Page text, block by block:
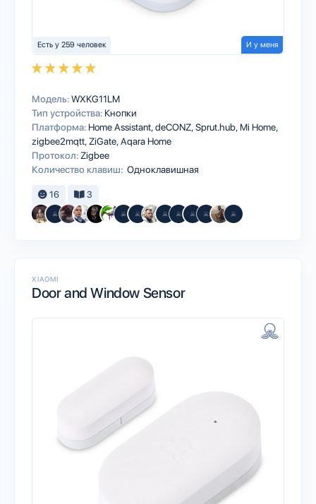
Есть у 259 человек И у меня
Модель:WXKG11LM
Тип устройства: Кнопки
Платформа: Home AssistantdeCONZSprut.hub Mi Home
zigbee2mqtt ZiGateAqara Home
Протокол: Zigbee
Количество клавиш: Одноклавишная
16 3
XIAOMI
Door and Window Sensor